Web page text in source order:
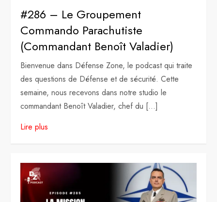
#286 – Le Groupement
Commando Parachutiste
(Commandant Benoît Valadier)
Bienvenue dans Défense Zone, le podcast qui traite
des questions de Défense et de sécurité. Cette
semaine, nous recevons dans notre studio le
commandant Benoît Valadier, chef du […]
Lire plus